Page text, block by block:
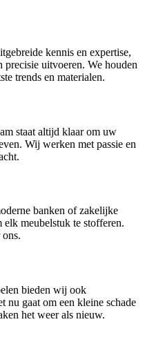
kennis en expertise,
uitvoeren. We houden
trends en materialen.
staat altijd klaar om uw
Wij werken met passie en
banken of zakelijke
meubelstuk te stofferen.
bieden wij ook
nu gaat om een kleine schade
het weer als nieuw.